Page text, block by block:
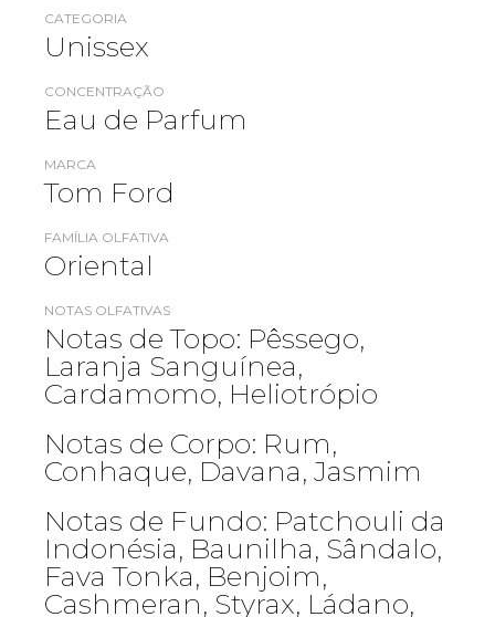
CATEGORIA
Unissex
CONCENTRAÇÃO
Eau de Parfum
MARCA
Tom Ford
FAMÍLIA OLFATIVA
Oriental
NOTAS OLFATIVAS
Notas de Topo: Pêssego,
Laranja Sanguínea,
Cardamomo, Heliotrópio
Notas de Corpo: Rum,
Conhaque, Davana, Jasmim
Notas de Fundo: Patchouli da
Indonésia, Baunilha, Sândalo,
Fava Tonka, Benjoim,
Cashmeran, Styrax, Ládano,